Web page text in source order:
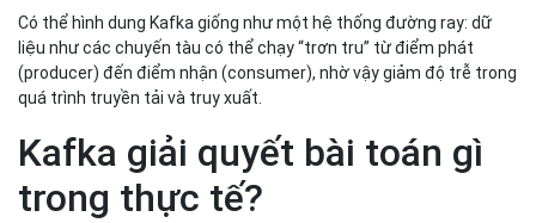
Có thể hình dung Kafka giống như một hệ thống đường ray: dữ
liệu như các chuyến tàu có thể chạy “trơn tru” từ điểm phát
(producer) đến điểm nhận (consumer), nhờ vậy giảm độ trễ trong
quá trình truyền tải và truy xuất.
Kafka giải quyết bài toán gì
trong thực tế?